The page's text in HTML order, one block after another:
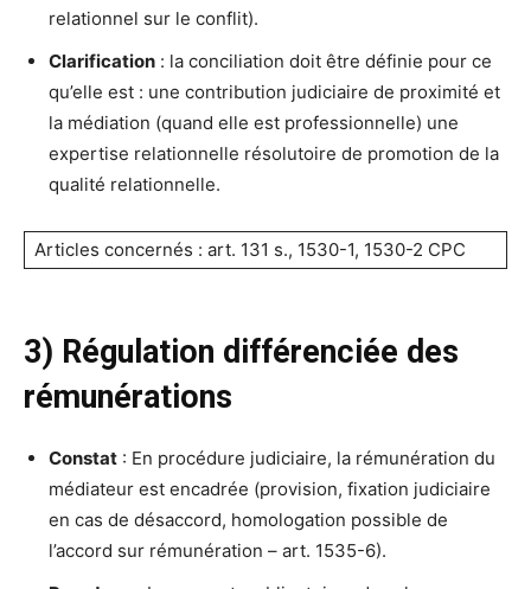
relationnel sur le conflit).
Clarification : la conciliation doit être définie pour ce
qu’elle est : une contribution judiciaire de proximité et
la médiation (quand elle est professionnelle) une
expertise relationnelle résolutoire de promotion de la
qualité relationnelle.
Articles concernés : art. 131 s., 1530-1, 1530-2 CPC
3) Régulation différenciée des
rémunérations
Constat : En procédure judiciaire, la rémunération du
médiateur est encadrée (provision, fixation judiciaire
en cas de désaccord, homologation possible de
l’accord sur rémunération – art. 1535-6).